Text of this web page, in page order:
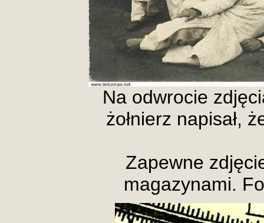
Na odwrocie
żołnierz napisał,
Zapewne
magazynami.